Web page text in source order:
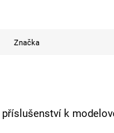
Značka
k